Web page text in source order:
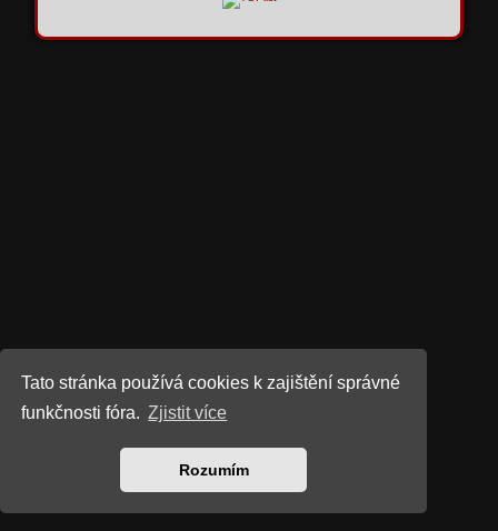
Tato stránka používá cookies k zajištění správné
funkčnosti fóra. Zjistit více
Rozumím